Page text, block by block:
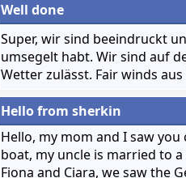
Well done
Super, wir sind beeindruckt
umsegelt habt. Wir sind auf
Wetter zulässt. Fair winds
Hello from sherkin
Hello, my mom and I saw
boat, my uncle is married to
Fiona and Ciara, we saw the